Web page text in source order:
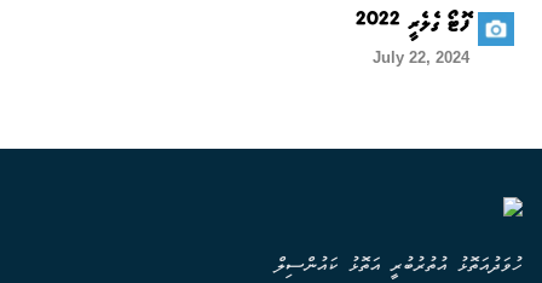
ފޮޓޯ ގެލެރީ 2022
July 22, 2024
ހުވަދުއަތޮޅު އުތުރުބުރީ އަތޮޅު ކައުންސިލް